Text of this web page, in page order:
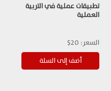
تطبيقات عملية في التربية
العملية
السعر: 20$